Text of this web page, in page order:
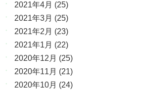
2021年4月 (25)
2021年3月 (25)
2021年2月 (23)
2021年1月 (22)
2020年12月 (25)
2020年11月 (21)
2020年10月 (24)